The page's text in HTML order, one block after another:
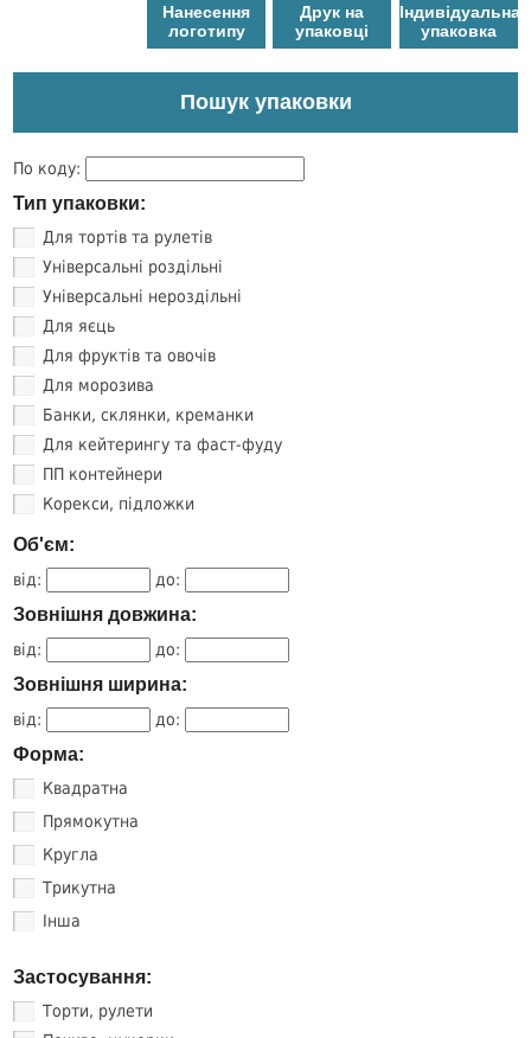
Нанесення
логотипу
Друк на
упаковці
Індивідуальна
упаковка
Пошук упаковки
По коду:
Тип упаковки:
Для тортів та рулетів
Універсальні роздільні
Універсальні нероздільні
Для яєць
Для фруктів та овочів
Для морозива
Банки, склянки, креманки
Для кейтерингу та фаст-фуду
ПП контейнери
Корекси, підложки
Об'єм:
від: до:
Зовнішня довжина:
від: до:
Зовнішня ширина:
від: до:
Форма:
Квадратна
Прямокутна
Кругла
Трикутна
Інша
Застосування:
Торти, рулети